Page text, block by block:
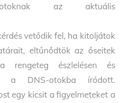
az aktuális
vetődik fel, ha kitoljátok
eltűnődtök az őseitek
észlelésen és
a DNS-otokba íródott.
egy kicsit a figyelmeteket a